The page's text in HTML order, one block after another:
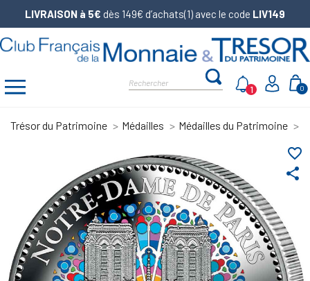
LIVRAISON à 5€ dès 149€ d’achats(1) avec le code LIV149
0
1
Trésor du Patrimoine Médailles Médailles du Patrimoine
share
favorite_border